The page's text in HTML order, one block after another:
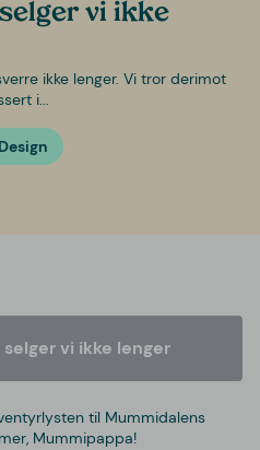
vi ikke
ikke lenger. Vi tror derimot
i...
Design
vi ikke lenger
til Mummidalens
Mummipappa!